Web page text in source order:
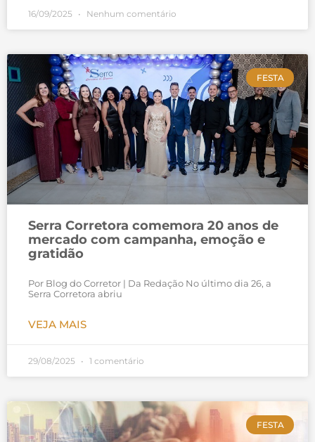
16/09/2025 Nenhum comentário
FESTA
Serra Corretora comemora 20 anos de
mercado com campanha, emoção e
gratidão
Por Blog do Corretor | Da Redação No último dia 26, a
Serra Corretora abriu
VEJA MAIS
29/08/2025 1 comentário
FESTA